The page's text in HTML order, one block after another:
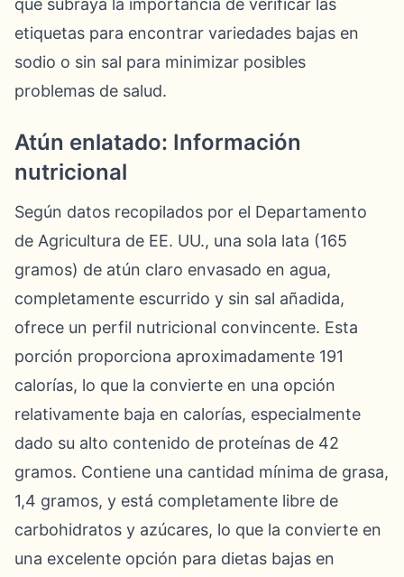
que subraya la importancia de verificar las
etiquetas para encontrar variedades bajas en
sodio o sin sal para minimizar posibles
problemas de salud.
Atún enlatado: Información
nutricional
Según datos recopilados por el Departamento
de Agricultura de EE. UU., una sola lata (165
gramos) de atún claro envasado en agua,
completamente escurrido y sin sal añadida,
ofrece un perfil nutricional convincente. Esta
porción proporciona aproximadamente 191
calorías, lo que la convierte en una opción
relativamente baja en calorías, especialmente
dado su alto contenido de proteínas de 42
gramos. Contiene una cantidad mínima de grasa,
1,4 gramos, y está completamente libre de
carbohidratos y azúcares, lo que la convierte en
una excelente opción para dietas bajas en